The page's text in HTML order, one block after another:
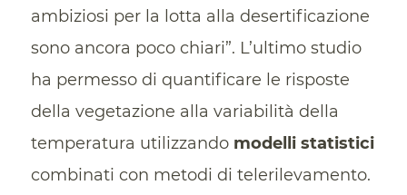
ambiziosi per la lotta alla desertificazione
sono ancora poco chiari”. L’ultimo studio
ha permesso di quantificare le risposte
della vegetazione alla variabilità della
temperatura utilizzando modelli statistici
combinati con metodi di telerilevamento.